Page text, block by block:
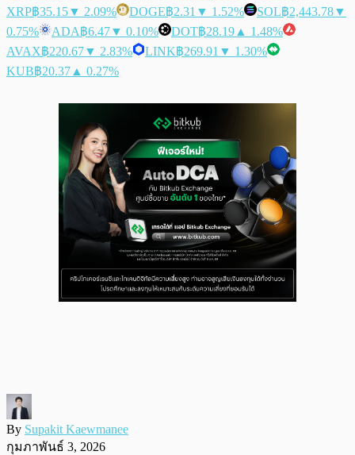
XRP฿35.15▼ 2.09% DOGE฿2.31 ▼ 1.52% SOL฿2,443.78▼
0.75%
ADA฿6.47▼ 0.10% DOT฿28.19 ▲ 1.48%
AVAX฿220.67▼ 2.83% LINK฿269.91 ▼ 1.30%
KUB฿20.37 ▲ 0.27%
By Supakit Kaewmanee
กุมภาพันธ์ 3, 2026